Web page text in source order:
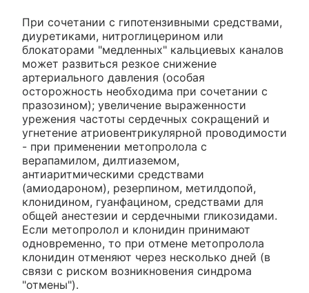
При сочетании с гипотензивными средствами,
диуретиками, нитроглицерином или
блокаторами "медленных" кальциевых каналов
может развиться резкое снижение
артериального давления (особая
осторожность необходима при сочетании с
празозином); увеличение выраженности
урежения частоты сердечных сокращений и
угнетение атриовентрикулярной проводимости
- при применении метопролола с
верапамилом, дилтиаземом,
антиаритмическими средствами
(амиодароном), резерпином, метилдопой,
клонидином, гуанфацином, средствами для
общей анестезии и сердечными гликозидами.
Если метопролол и клонидин принимают
одновременно, то при отмене метопролола
клонидин отменяют через несколько дней (в
связи с риском возникновения синдрома
"отмены").